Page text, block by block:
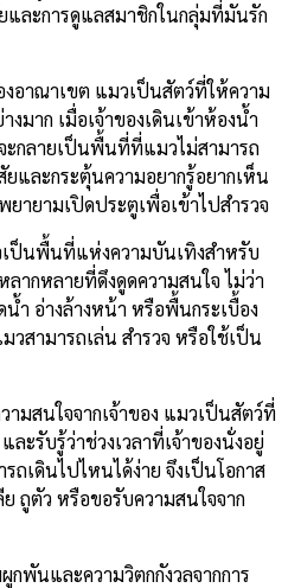
ละการดูแลสมาชิกในกลุ่มที่มันรัก
งอาณาเขต แมวเป็นสัตว์ที่ให้ความ
มาก เมื่อเจ้าของเดินเข้าห้องน้ำ
กลายเป็นพื้นที่ที่แมวไม่สามารถ
ยและกระตุ้นความอยากรู้อยากเห็น
ยายามเปิดประตูเพื่อเข้าไปสำรวจ
ป็นพื้นที่แห่งความบันเทิงสำหรับ
ากหลายที่ดึงดูดความสนใจ ไม่ว่า
ำ อ่างล้างหน้า หรือพื้นกระเบื้อง
วสามารถเล่น สำรวจ หรือใช้เป็น
ามสนใจจากเจ้าของ แมวเป็นสัตว์ที่
ะรับรู้ว่าช่วงเวลาที่เจ้าของนั่งอยู่
ถเดินไปไหนได้ง่าย จึงเป็นโอกาส
ย ถูตัว หรือขอรับความสนใจจาก
พันและความวิตกกังวลจากการ